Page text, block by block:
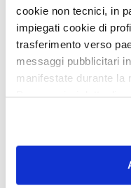
cookie non tecnici, in
impiegati cookie di
trasferimento verso
messaggi pubblicitari
manifestate durante la
scelte privacy sui
dell’informativa
Chiudendo il banner